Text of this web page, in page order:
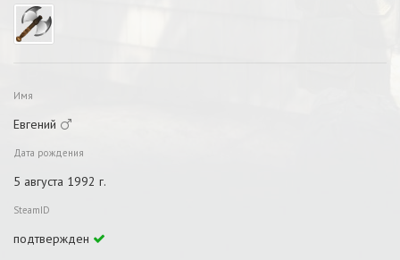
Имя
Евгений
Дата рождения
5 августа 1992 г.
SteamID
подтвержден